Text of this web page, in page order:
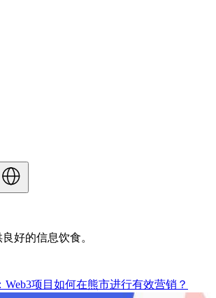
好的信息饮食。
Web3项目如何在熊市进行有效营销？